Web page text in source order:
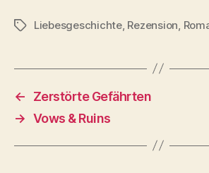
Schlagwörter
Liebesgeschichte, Rezension
←
Zerstörte Gefährten
→ Vows & Ruins